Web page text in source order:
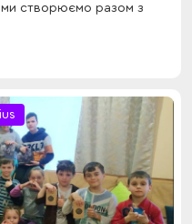
ми створюємо разом з